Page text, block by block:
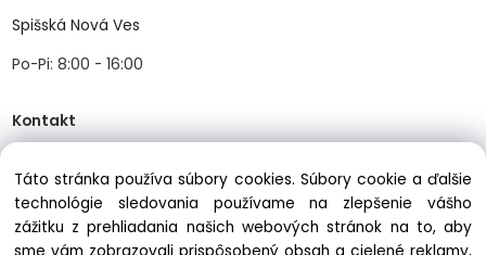
Spišská Nová Ves
Po-Pi: 8:00 - 16:00
Kontakt
Tel:+421534466489
Mail:info@balastav.sk
Táto stránka používa súbory cookies. Súbory cookie a ďalšie
technológie sledovania používame na zlepšenie vášho
zážitku z prehliadania našich webových stránok na to, aby